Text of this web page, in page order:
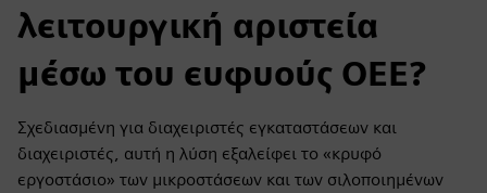
λειτουργική αριστεία
μέσω του ευφυούς OEE?
Σχεδιασμένη για διαχειριστές εγκαταστάσεων και
διαχειριστές, αυτή η λύση εξαλείφει το «κρυφό
εργοστάσιο» των μικροστάσεων και των σιλοποιημένων